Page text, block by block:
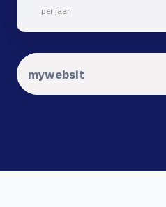
per jaar